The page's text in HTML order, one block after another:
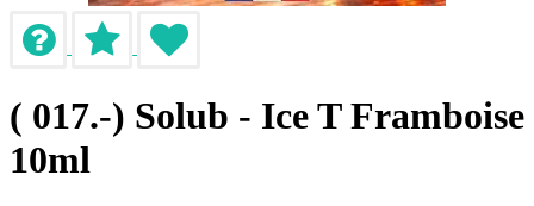
( 017.-) Solub - Ice T Framboise
10ml